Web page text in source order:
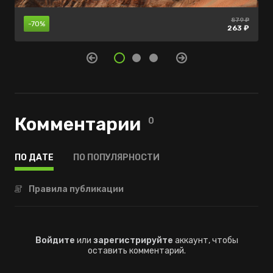
-70% 879 ₽
263 ₽
-10% 2199 ₽
1979 ₽
-55% 880 ₽
396 ₽
Комментарии 0
ПО ДАТЕ ПО ПОПУЛЯРНОСТИ
Правила публикации
Войдите или зарегистрируйте аккаунт, чтобы
оставить комментарий.